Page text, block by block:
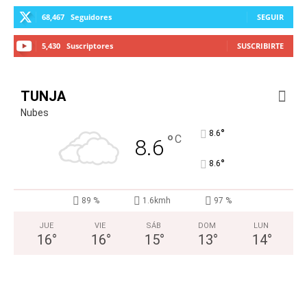
68,467 Seguidores SEGUIR
5,430 Suscriptores SUSCRIBIRTE
TUNJA
Nubes
8.6 °C 8.6°
8.6°
89 % 1.6kmh 97 %
JUE
16°
VIE
16°
SÁB
15°
DOM
13°
LUN
14°